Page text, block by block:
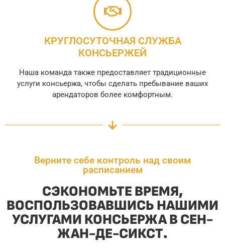
КРУГЛОСУТОЧНАЯ СЛУЖБА
КОНСЬЕРЖЕЙ
Наша команда также предоставляет традиционные
услуги консьержа, чтобы сделать пребывание ваших
арендаторов более комфортным.
Верните себе контроль над своим
расписанием
СЭКОНОМЬТЕ ВРЕМЯ,
ВОСПОЛЬЗОВАВШИСЬ НАШИМИ
УСЛУГАМИ КОНСЬЕРЖА В СЕН-
ЖАН-ДЕ-СИКСТ.